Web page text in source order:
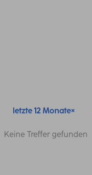
letzte 12 Monate
Keine Treffer gefunden